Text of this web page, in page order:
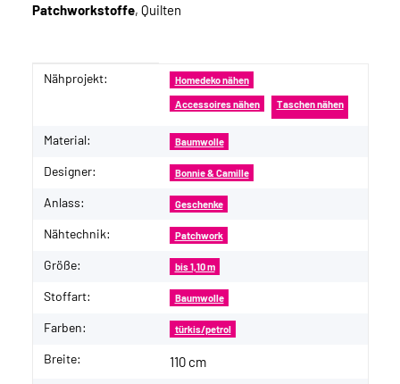
Patchworkstoffe, Quilten
Produkteigenschaft
Wert
Nähprojekt: Homedeko nähen
Accessoires nähen Taschen nähen
Material: Baumwolle
Designer: Bonnie & Camille
Anlass: Geschenke
Nähtechnik: Patchwork
Größe: bis 1,10 m
Stoffart: Baumwolle
Farben: türkis/petrol
Breite: 110 cm